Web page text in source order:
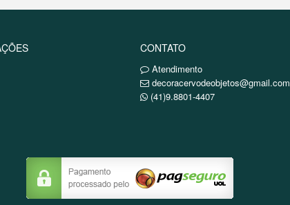
CONTATO
Atendimento
decoracervodeobjetos@gmail.com
(41)9.8801-4407